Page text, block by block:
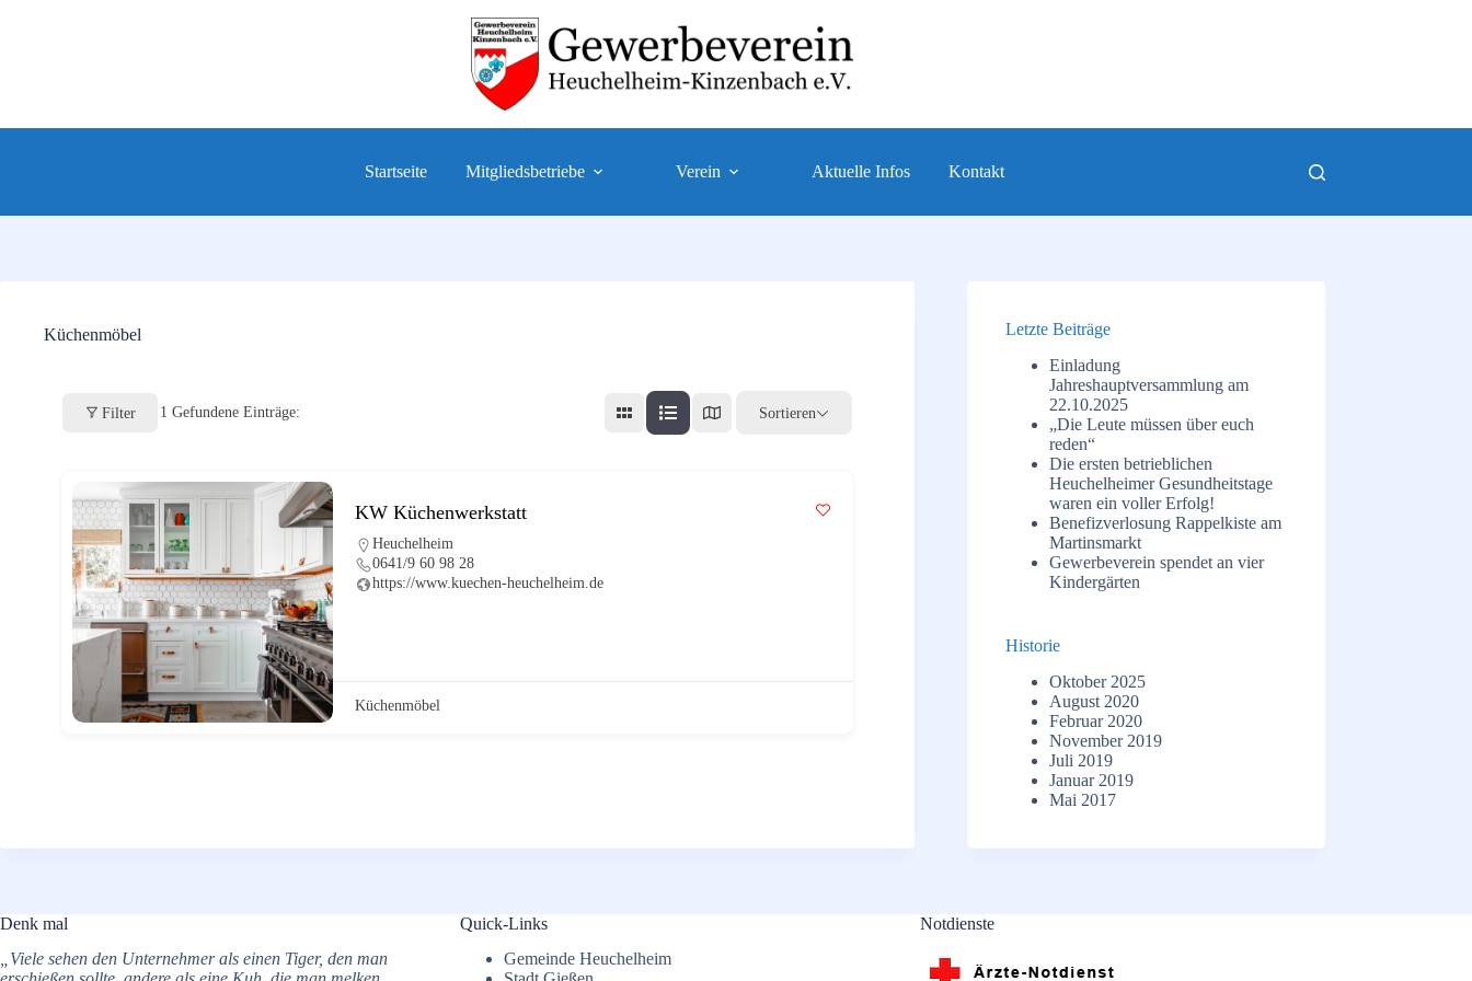
Startseite Mitgliedsbetriebe Verein Aktuelle Infos Kontakt
Küchenmöbel
Filter 1 Gefundene Einträge: Sortieren
KW Küchenwerkstatt
Heuchelheim
0641/9 60 98 28
https://www.kuechen-heuchelheim.de
Küchenmöbel
Letzte Beiträge
Einladung
Jahreshauptversammlung am
22.10.2025
„Die Leute müssen über euch
reden“
Die ersten betrieblichen
Heuchelheimer Gesundheitstage
waren ein voller Erfolg!
Benefizverlosung Rappelkiste am
Martinsmarkt
Gewerbeverein spendet an vier
Kindergärten
Historie
Oktober 2025
August 2020
Februar 2020
November 2019
Juli 2019
Januar 2019
Mai 2017
Denk mal
„Viele sehen den Unternehmer als einen Tiger, den man
Quick-Links
Gemeinde Heuchelheim
Notdienste